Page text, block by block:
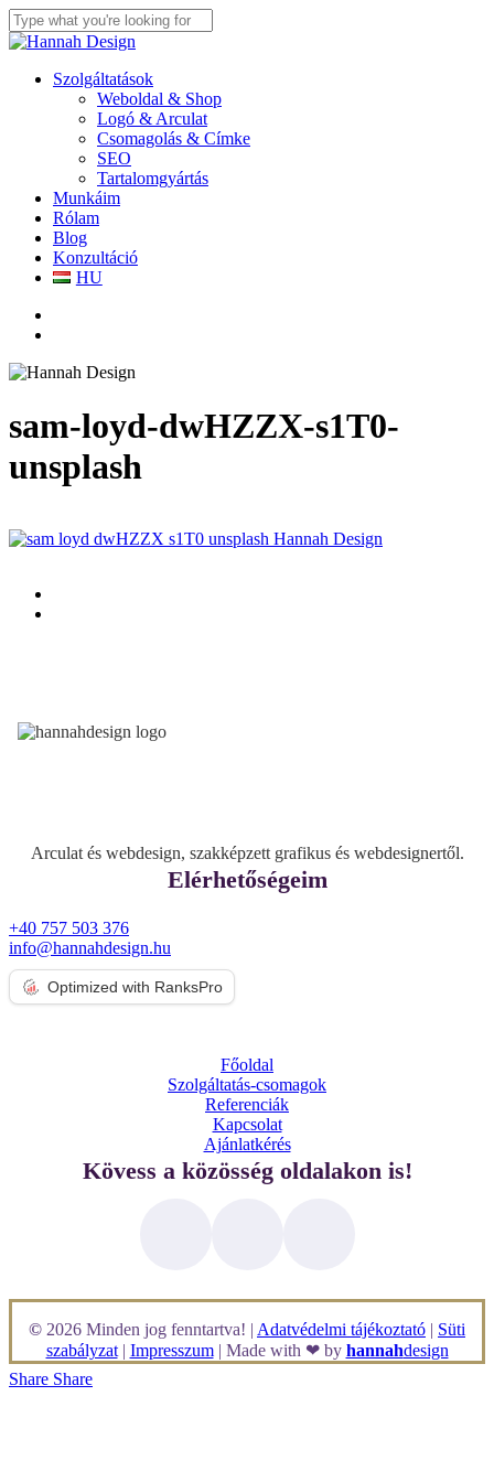
Skip
to
content
Close
search
Menu
Szolgáltatások
Weboldal & Shop
Logó & Arculat
Csomagolás & Címke
SEO
Tartalomgyártás
Munkáim
Rólam
Blog
Konzultáció
HU
sam-loyd-dwHZZX-s1T0-
unsplash
Arculat és webdesign, szakképzett grafikus és webdesignertől.
Elérhetőségeim
+40 757 503 376
info@hannahdesign.hu
Optimized with RanksPro
Főoldal
Szolgáltatás-csomagok
Referenciák
Kapcsolat
Ajánlatkérés
Kövess a közösség oldalakon is!
© 2026 Minden jog fenntartva! | Adatvédelmi tájékoztató | Süti
szabályzat| Impresszum| Made with ❤ by hannahdesign
Share Share